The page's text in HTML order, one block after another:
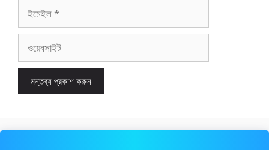
ইমেইল